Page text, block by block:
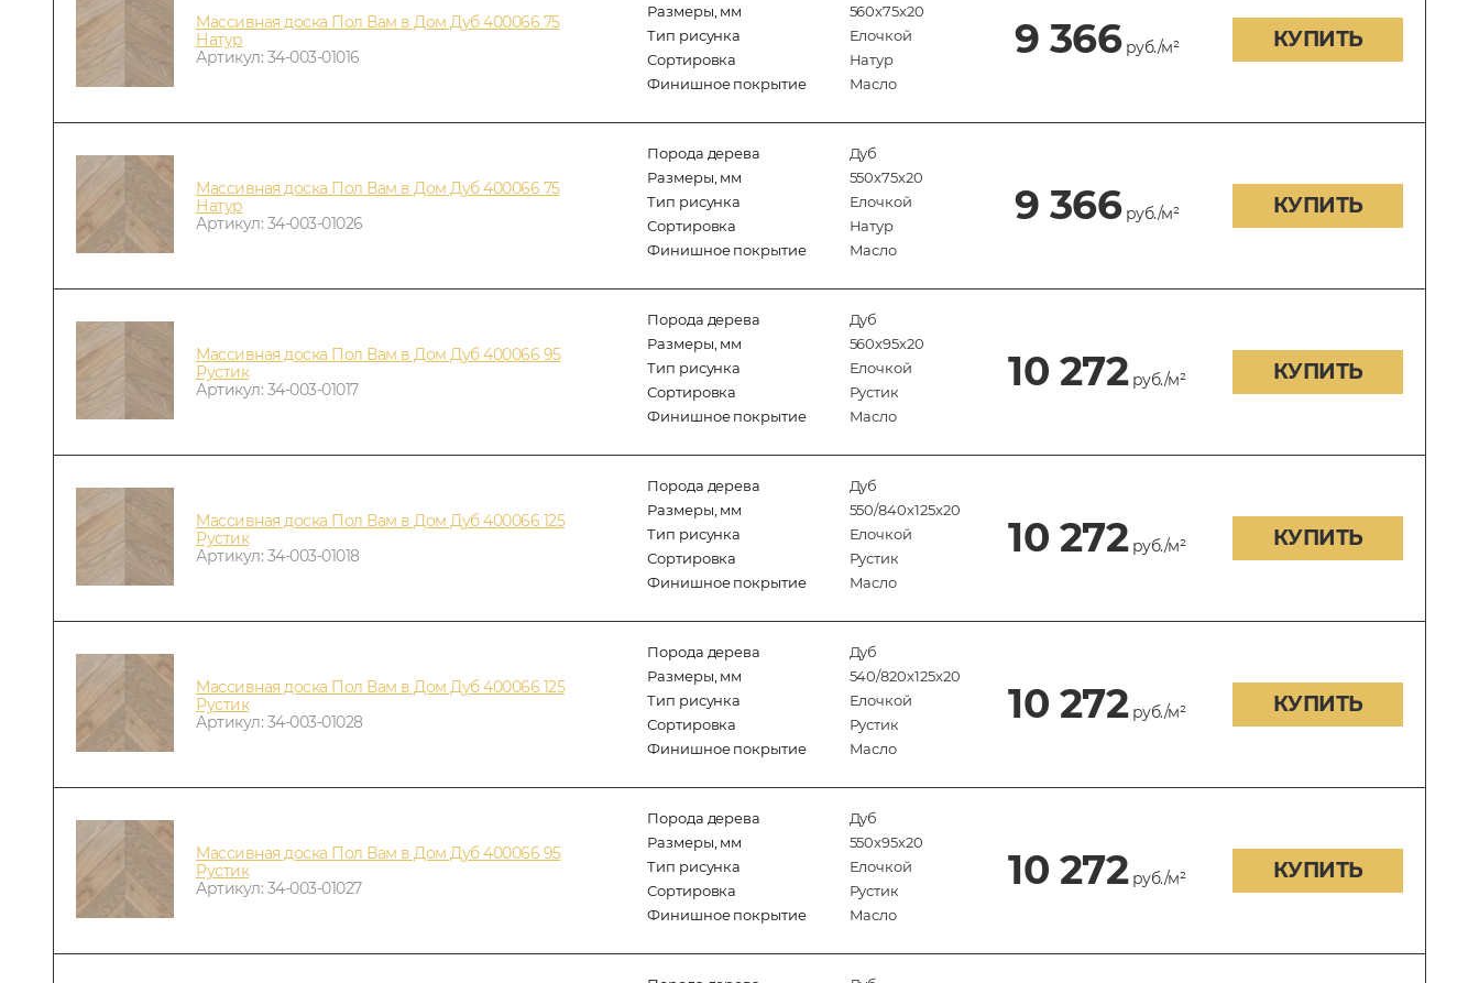
Массивная доска Пол Вам в Дом Дуб 400066 75
Натур
Артикул: 34-003-01016
Размеры, мм
560x75x20
Тип рисунка
Елочкой
Сортировка
Натур
Финишное покрытие
Масло
9 366руб./м² КУПИТЬ
Массивная доска Пол Вам в Дом Дуб 400066 75
Натур
Артикул: 34-003-01026
Порода дерева
Дуб
Размеры, мм
550x75x20
Тип рисунка
Елочкой
Сортировка
Натур
Финишное покрытие
Масло
9 366руб./м² КУПИТЬ
Массивная доска Пол Вам в Дом Дуб 400066 95
Рустик
Артикул: 34-003-01017
Порода дерева
Дуб
Размеры, мм
560x95x20
Тип рисунка
Елочкой
Сортировка
Рустик
Финишное покрытие
Масло
10 272руб./м² КУПИТЬ
Массивная доска Пол Вам в Дом Дуб 400066 125
Рустик
Артикул: 34-003-01018
Порода дерева
Дуб
Размеры, мм
550/840x125x20
Тип рисунка
Елочкой
Сортировка
Рустик
Финишное покрытие
Масло
10 272руб./м² КУПИТЬ
Массивная доска Пол Вам в Дом Дуб 400066 125
Рустик
Артикул: 34-003-01028
Порода дерева
Дуб
Размеры, мм
540/820x125x20
Тип рисунка
Елочкой
Сортировка
Рустик
Финишное покрытие
Масло
10 272руб./м² КУПИТЬ
Массивная доска Пол Вам в Дом Дуб 400066 95
Рустик
Артикул: 34-003-01027
Порода дерева
Дуб
Размеры, мм
550x95x20
Тип рисунка
Елочкой
Сортировка
Рустик
Финишное покрытие
Масло
10 272руб./м² КУПИТЬ